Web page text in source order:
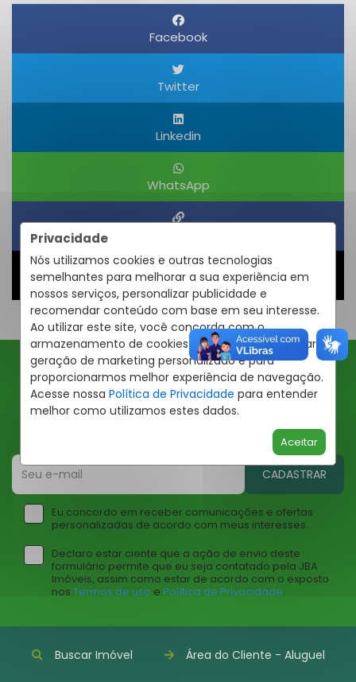
Privacidade
Nós utilizamos cookies e outras tecnologias
semelhantes para melhorar a sua experiência em
nossos serviços, personalizar publicidade e
recomendar conteúdo com base em seu interesse.
Ao utilizar este site, você concorda com o
armazenamento de cookies em seu dispositivo para
geração de marketing personalizado e para
proporcionarmos melhor experiência de navegação.
Acesse nossa Política de Privacidade para entender
melhor como utilizamos estes dados.
Aceitar
Facebook
Twitter
Linkedin
WhatsApp
Compartilhar
Ofertas JBA
CADASTRAR
Eu concordo em receber comunicações e ofertas
personalizadas de acordo com meus interesses.
Declaro estar ciente que a ação de envio deste
formulário permite que eu seja contatado pela JBA
Imóveis, assim como estar de acordo com o exposto
nos Termos de uso e Política de Privacidade.
Buscar Imóvel Área do Cliente - Aluguel